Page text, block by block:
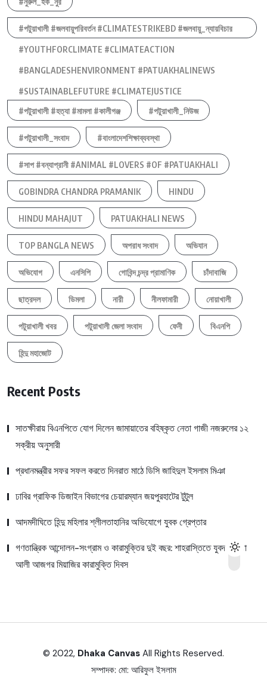
#পটুয়াখালী #জলবায়ুপরিবর্তন #CLIMATESTRIKEBD #জলবায়ু_ন্যায়বিচার
#YOUTHFORCLIMATE #CLIMATEACTION
#BANGLADESHENVIRONMENT #PATUAKHALINEWS
#SUSTAINABLEFUTURE #CLIMATEJUSTICE
#পটুয়াখালী #হত্যা #মামলা #কালীগঞ্জ
#পটুয়াখালী_নিউজ
#পটুয়াখালী_সংবাদ #বাংলাদেশশিক্ষাব্যবস্থা
#সাপ #বন্যাপ্রানী #ANIMAL #LOVERS #OF #PATUAKHALI
GOBINDRA CHANDRA PRAMANIK HINDU
HINDU MAHAJUT PATUAKHALI NEWS
TOP BANGLA NEWS অপরাধ সংবাদ অভিযান
অভিযোগ এনসিপি গোবিন্দ চন্দ্র প্রামাণিক চাঁদাবাজি
ছাত্রদল ডিমলা নারী নীলফামারী নোয়াখালী
পটুয়াখালী খবর পটুয়াখালী জেলা সংবাদ ফেনী বিএনপি
হিন্দু মহাজোট
Recent Posts
সাতক্ষীরায় বিএনপিতে যোগ দিলেন জামায়াতের বহিষ্কৃত নেতা গাজী নজরুলের ১২
সক্রীয় অনুসারী
প্রধানমন্ত্রীর সফর সফল করতে দিনরাত মাঠে ডিসি জাহিদুল ইসলাম মিঞা
ঢাবির গ্রাফিক ডিজাইন বিভাগের চেয়ারম্যান জয়পুরহাটের টুটুল
আদমদীঘিতে হিন্দু মহিলার শ্লীলতাহানির অভিযোগে যুবক গ্রেপ্তার
গণতান্ত্রিক আন্দোলন-সংগ্রাম ও কারামুক্তির দুই বছর: শাহরাস্তিতে যুবদল নেতা
আলী আজগর মিয়াজির কারামুক্তি দিবস
© 2022, Dhaka Canvas All Rights Reserved.
সম্পাদক: মো: আরিফুল ইসলাম